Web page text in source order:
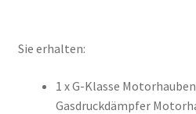
Sie erhalten:
1 x G-Klasse
Gasdruckdämpfer